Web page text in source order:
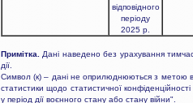
відповідного
періоду
2025 р.
Примітка.
Дані наведено без урахування
дії.
Символ (к) – дані не оприлюднюються з метою
статистики щодо статистичної
у період дії воєнного стану або стану війни".